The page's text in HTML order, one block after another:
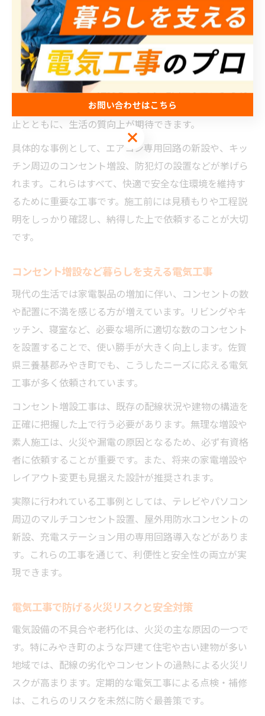
決できます。
特にみやき町のような地域では、築年数の古い住宅も多
く、配線の劣化や基準を満たさない設備が残っているこ
とがあります。そのため、定期的な点検や、必要に応じ
たリフォーム工事が推奨されます。電気工事士による現
地調査とアドバイスを受けることで、トラブルの未然防
止とともに、生活の質向上が期待できます。
具体的な事例として、エアコン専用回路の新設や、キッ
チン周辺のコンセント増設、防犯灯の設置などが挙げら
れます。これらはすべて、快適で安全な住環境を維持す
るために重要な工事です。施工前には見積もりや工程説
明をしっかり確認し、納得した上で依頼することが大切
です。
コンセント増設など暮らしを支える電気工事
現代の生活では家電製品の増加に伴い、コンセントの数
や配置に不満を感じる方が増えています。リビングやキ
ッチン、寝室など、必要な場所に適切な数のコンセント
を設置することで、使い勝手が大きく向上します。佐賀
県三養基郡みやき町でも、こうしたニーズに応える電気
工事が多く依頼されています。
コンセント増設工事は、既存の配線状況や建物の構造を
正確に把握した上で行う必要があります。無理な増設や
素人施工は、火災や漏電の原因となるため、必ず有資格
者に依頼することが重要です。また、将来の家電増設や
レイアウト変更も見据えた設計が推奨されます。
実際に行われている工事例としては、テレビやパソコン
周辺のマルチコンセント設置、屋外用防水コンセントの
新設、充電ステーション用の専用回路導入などがありま
す。これらの工事を通じて、利便性と安全性の両立が実
現できます。
電気工事で防げる火災リスクと安全対策
電気設備の不具合や老朽化は、火災の主な原因の一つで
す。特にみやき町のような戸建て住宅や古い建物が多い
地域では、配線の劣化やコンセントの過熱による火災リ
スクが高まります。定期的な電気工事による点検・補修
は、これらのリスクを未然に防ぐ最善策です。
お問い合わせはこちら
お問い合わせはこちら